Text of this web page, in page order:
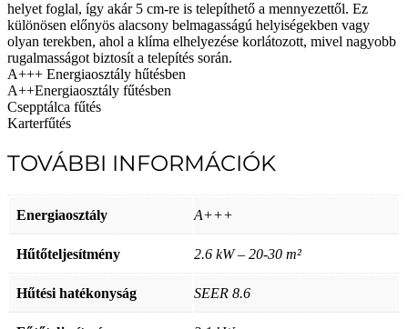
csomag
2,6
kW
mennyiség
helyet foglal, így akár 5 cm-re is telepíthető a mennyezettől. Ez
különösen előnyös alacsony belmagasságú helyiségekben vagy
olyan terekben, ahol a klíma elhelyezése korlátozott, mivel nagyobb
rugalmasságot biztosít a telepítés során.
A+++ Energiaosztály hűtésben
A++Energiaosztály fűtésben
Csepptálca fűtés
Karterfűtés
TOVÁBBI INFORMÁCIÓK
Energiaosztály A+++
Hűtőteljesítmény 2.6 kW – 20-30 m²
Hűtési hatékonyság SEER 8.6